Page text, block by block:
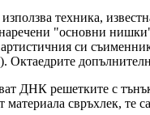
техника,
"основни
си
Октаедрите
ДНК решетките с
материала свръхлек,